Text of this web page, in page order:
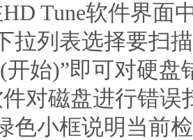
Tune软件界面中
拉列表选择要扫
开始)”即可对硬盘
磁盘进行错误
色小框说明当前